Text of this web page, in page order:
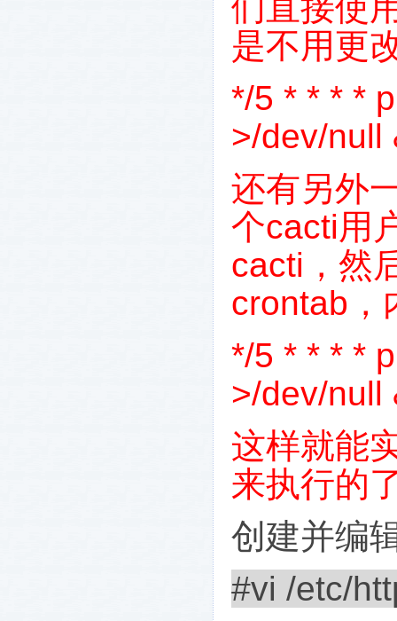
是不用更
*/5 * * * *
>/dev/null
还有另外
个cacti用
cacti ，然
crontab
*/5 * * * *
>/dev/null
这样就能
来执行的
创建并编
#vi /etc/